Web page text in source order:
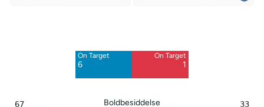
On Target
6
On Target
1
67 Boldbesiddelse 33